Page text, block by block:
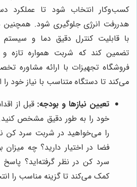
کسب‌وکار انتخاب شود تا عملکرد
هدررفت انرژی جلوگیری شود.
با قابلیت کنترل دقیق دما و
تضمین کند که شربت همواره تازه
فروشگاه تجهیزات با ارائه مشاوره
می‌کند تا دستگاه متناسب با نیاز خود را
تعیین نیازها و بودجه: قبل از
خود را به طور دقیق مشخص
را می‌خواهید در شربت سرد کن
فضا در اختیار دارید؟ چه
سرد کن در نظر گرفته‌اید؟ پاسخ
کمک می‌کند تا گزینه مناسب را